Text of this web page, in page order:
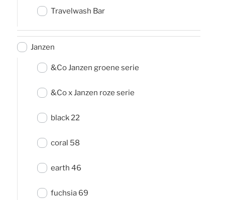
Travelwash Bar
Janzen
&Co Janzen groene serie
&Co x Janzen roze serie
black 22
coral 58
earth 46
fuchsia 69